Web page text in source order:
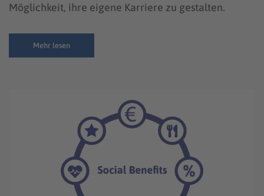
Möglichkeit, ihre eigene Karriere zu gestalten.
Mehr lesen